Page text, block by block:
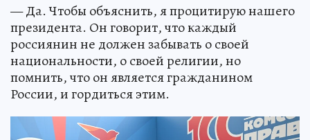
— Да. Чтобы объяснить, я процитирую нашего
президента. Он говорит, что каждый
россиянин не должен забывать о своей
национальности, о своей религии, но
помнить, что он является гражданином
России, и гордиться этим.